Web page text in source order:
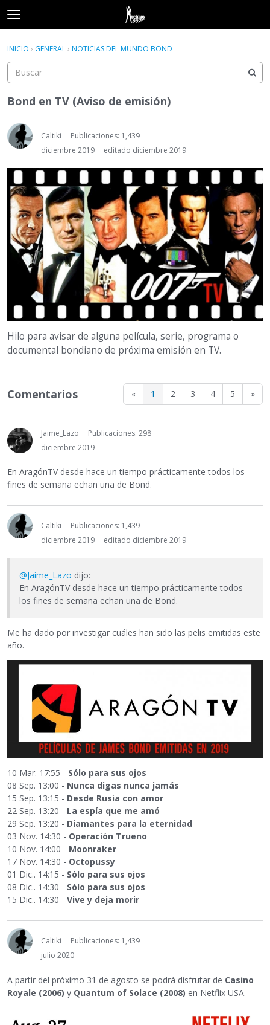
t
o
g
e
m
e
n
u
Acceder Registrarse
Actividad
Acceder Registrarse
INICIO › GENERAL› NOTICIAS DEL MUNDO BOND
Bond en TV (Aviso de emisión)
Caltiki
Publicaciones: 1,439
diciembre 2019
editado diciembre 2019
Hilo para avisar de alguna película, serie, programa o
documental bondiano de próxima emisión en TV.
« 1 2 3 4 5 »
Comentarios
Jaime_Lazo
Publicaciones: 298
diciembre 2019
En AragónTV desde hace un tiempo prácticamente todos los
fines de semana echan una de Bond.
Caltiki
Publicaciones: 1,439
diciembre 2019
editado diciembre 2019
@Jaime_Lazo dijo:
En AragónTV desde hace un tiempo prácticamente todos
los fines de semana echan una de Bond.
Me ha dado por investigar cuáles han sido las pelis emitidas este
año.
10 Mar. 17:55 - Sólo para sus ojos
08 Sep. 13:00 - Nunca digas nunca jamás
15 Sep. 13:15 - Desde Rusia con amor
22 Sep. 13:20 - La espía que me amó
29 Sep. 13:20 - Diamantes para la eternidad
03 Nov. 14:30 - Operación Trueno
10 Nov. 14:00 - Moonraker
17 Nov. 14:30 - Octopussy
01 Dic.. 14:15 - Sólo para sus ojos
08 Dic.. 14:30 - Sólo para sus ojos
15 Dic.. 14:30 - Vive y deja morir
Caltiki
Publicaciones: 1,439
julio 2020
A partir del próximo 31 de agosto se podrá disfrutar de Casino
Royale (2006) y Quantum of Solace (2008) en Netflix USA.